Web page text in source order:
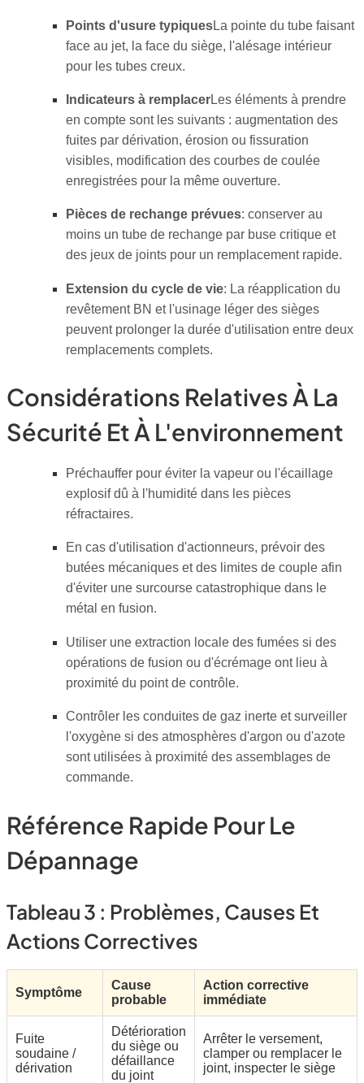
Points d'usure typiquesLa pointe du tube faisant
face au jet, la face du siège, l'alésage intérieur
pour les tubes creux.
Indicateurs à remplacerLes éléments à prendre
en compte sont les suivants : augmentation des
fuites par dérivation, érosion ou fissuration
visibles, modification des courbes de coulée
enregistrées pour la même ouverture.
Pièces de rechange prévues: conserver au
moins un tube de rechange par buse critique et
des jeux de joints pour un remplacement rapide.
Extension du cycle de vie: La réapplication du
revêtement BN et l'usinage léger des sièges
peuvent prolonger la durée d'utilisation entre deux
remplacements complets.
Considérations Relatives À La
Sécurité Et À L'environnement
Préchauffer pour éviter la vapeur ou l'écaillage
explosif dû à l'humidité dans les pièces
réfractaires.
En cas d'utilisation d'actionneurs, prévoir des
butées mécaniques et des limites de couple afin
d'éviter une surcourse catastrophique dans le
métal en fusion.
Utiliser une extraction locale des fumées si des
opérations de fusion ou d'écrémage ont lieu à
proximité du point de contrôle.
Contrôler les conduites de gaz inerte et surveiller
l'oxygène si des atmosphères d'argon ou d'azote
sont utilisées à proximité des assemblages de
commande.
Référence Rapide Pour Le
Dépannage
Tableau 3 : Problèmes, Causes Et
Actions Correctives
Symptôme
Cause
probable
Action corrective
immédiate
Fuite
soudaine /
dérivation
Détérioration
du siège ou
défaillance
du joint
Arrêter le versement,
clamper ou remplacer le
joint, inspecter le siège